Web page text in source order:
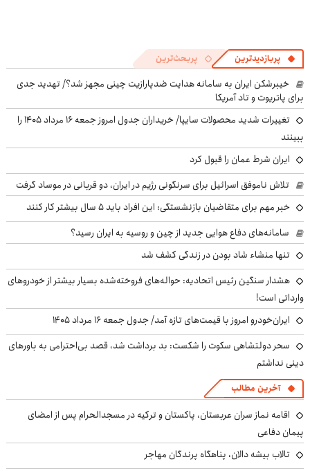
پربازدیدترین پربحث‌ترین
خیبرشکن ایران به سامانه هدایت ضدپارازیت چینی مجهز شد؟/ تهدید جدی
برای پاتریوت و تاد آمریکا
تغییرات شدید محصولات سایپا/ خریداران جدول امروز جمعه ۱۶ مرداد ۱۴۰۵ را
ببینند
ایران شرط عمان را قبول کرد
تلاش ناموفق اسرائیل برای سرنگونی رژیم در ایران، دو قربانی در موساد گرفت
خبر مهم برای متقاضیان بازنشستگی: این افراد باید ۵ سال بیشتر کار کنند
سامانه‌های دفاع هوایی جدید از چین و روسیه به ایران رسید؟
تنها منشاء شاد بودن در زندگی کشف شد
هشدار سنگین رئیس اتحادیه: حواله‌های فروخته‌شده بسیار بیشتر از خودروهای
وارداتی است!
ایران‌خودرو امروز با قیمت‌های تازه آمد/ جدول جمعه ۱۶ مرداد ۱۴۰۵
سحر دولتشاهی سکوت را شکست: بد برداشت شد، قصد بی‌احترامی به باورهای
دینی نداشتم
آخرین مطالب
اقامه نماز سران عربستان، پاکستان و ترکیه در مسجدالحرام پس از امضای
پیمان دفاعی
تالاب بیشه دالان، پناهگاه پرندگان مهاجر